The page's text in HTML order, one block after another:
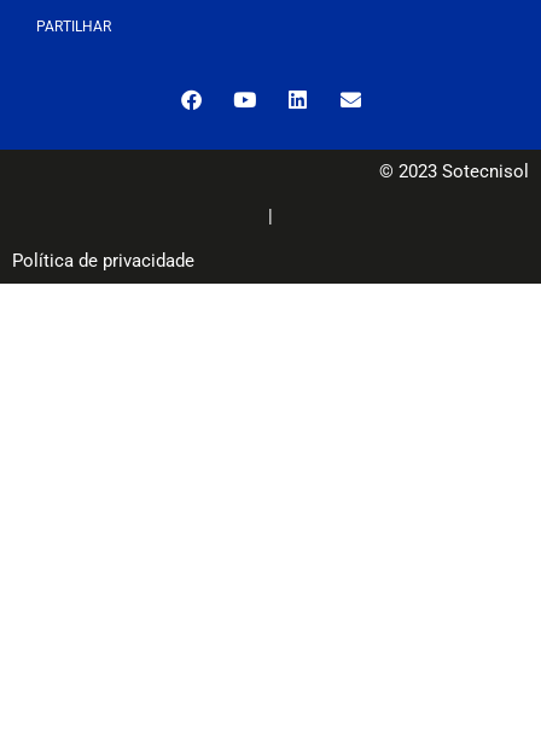
PARTILHAR
© 2023 Sotecnisol
|
Política de privacidade